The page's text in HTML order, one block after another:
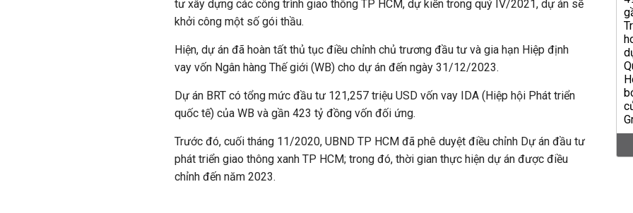
tư xây dựng các công trình giao thông TP HCM, dự kiến trong quý IV/2021, dự án sẽ
khởi công một số gói thầu.
Hiện, dự án đã hoàn tất thủ tục điều chỉnh chủ trương đầu tư và gia hạn Hiệp định
vay vốn Ngân hàng Thế giới (WB) cho dự án đến ngày 31/12/2023.
Dự án BRT có tổng mức đầu tư 121,257 triệu USD vốn vay IDA (Hiệp hội Phát triển
quốc tế) của WB và gần 423 tỷ đồng vốn đối ứng.
Trước đó, cuối tháng 11/2020, UBND TP HCM đã phê duyệt điều chỉnh Dự án đầu tư
phát triển giao thông xanh TP HCM; trong đó, thời gian thực hiện dự án được điều
chỉnh đến năm 2023.